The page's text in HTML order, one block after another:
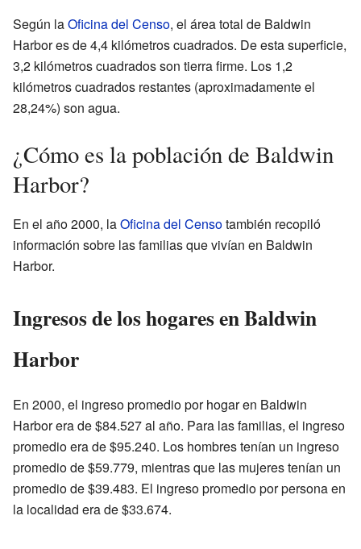
Según laOficina del Censo, el área total de Baldwin
Harbor es de 4,4 kilómetros cuadrados. De esta superficie,
3,2 kilómetros cuadrados son tierra firme. Los 1,2
kilómetros cuadrados restantes (aproximadamente el
28,24%) son agua.
¿Cómo es la población de Baldwin
Harbor?
En el año 2000, laOficina del Censotambién recopiló
información sobre las familias que vivían en Baldwin
Harbor.
Ingresos de los hogares en Baldwin
Harbor
En 2000, el ingreso promedio por hogar en Baldwin
Harbor era de $84.527 al año. Para las familias, el ingreso
promedio era de $95.240. Los hombres tenían un ingreso
promedio de $59.779, mientras que las mujeres tenían un
promedio de $39.483. El ingreso promedio por persona en
la localidad era de $33.674.